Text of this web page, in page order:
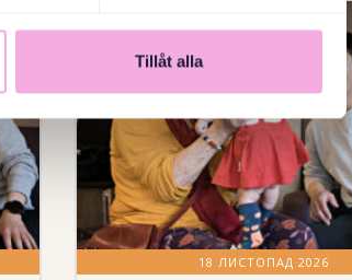
Tillåt alla
18 ЛИСТОПАД 2026